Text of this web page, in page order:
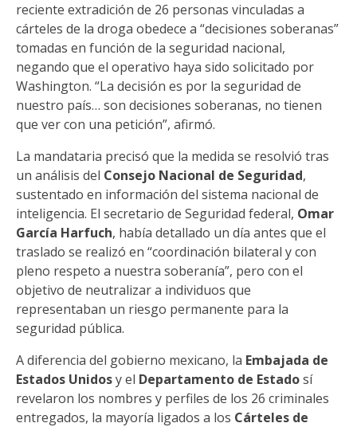
reciente extradición de 26 personas vinculadas a
cárteles de la droga obedece a “decisiones soberanas”
tomadas en función de la seguridad nacional,
negando que el operativo haya sido solicitado por
Washington. “La decisión es por la seguridad de
nuestro país… son decisiones soberanas, no tienen
que ver con una petición”, afirmó.
La mandataria precisó que la medida se resolvió tras
un análisis del Consejo Nacional de Seguridad,
sustentado en información del sistema nacional de
inteligencia. El secretario de Seguridad federal, Omar
García Harfuch, había detallado un día antes que el
traslado se realizó en “coordinación bilateral y con
pleno respeto a nuestra soberanía”, pero con el
objetivo de neutralizar a individuos que
representaban un riesgo permanente para la
seguridad pública.
A diferencia del gobierno mexicano, la Embajada de
Estados Unidosy el Departamento de Estadosí
revelaron los nombres y perfiles de los 26 criminales
entregados, la mayoría ligados a los Cárteles de